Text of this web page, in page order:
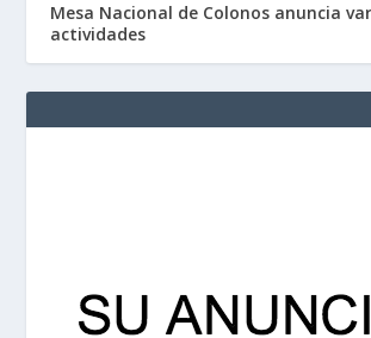
Mesa Nacional de Colonos anuncia
actividades